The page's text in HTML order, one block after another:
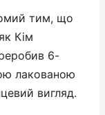
тим, що
Кім
6-
лакованою
вигляд.